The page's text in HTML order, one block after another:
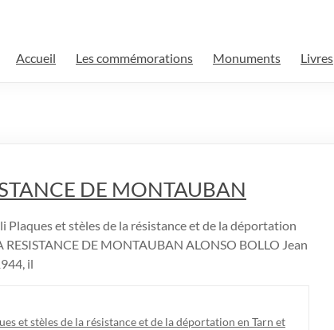
Accueil Les commémorations Monuments Livres
DE MONTAUBAN
Plaques et stèles de la résistance et de la déportation
RESISTANCE DE MONTAUBAN ALONSO BOLLO Jean
il
et stèles de la résistance et de la déportation en Tarn et